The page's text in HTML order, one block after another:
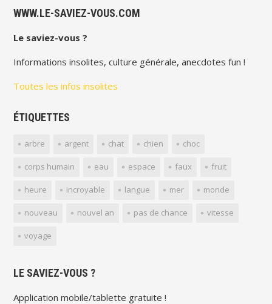
WWW.LE-SAVIEZ-VOUS.COM
Le saviez-vous ?
Informations insolites, culture générale, anecdotes fun !
Toutes les infos insolites
ÉTIQUETTES
arbre argent chat chien choc
corps humain eau espace faux fruit
heure incroyable langue mer monde
nouveau nouvel an pas de chance vitesse
voyage
LE SAVIEZ-VOUS ?
Application mobile/tablette gratuite !